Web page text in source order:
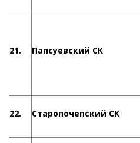
21. Папсуевский СК
22. Старопочепский СК